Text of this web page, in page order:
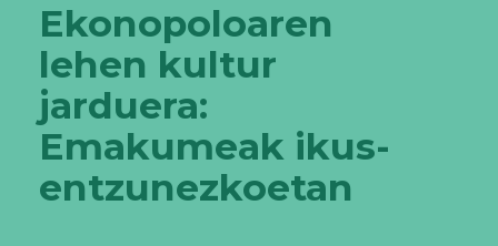
Ekonopoloaren
lehen kultur
jarduera:
Emakumeak ikus-
entzunezkoetan